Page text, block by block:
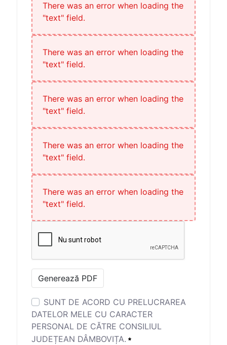
There was an error when loading the
"text" field.
There was an error when loading the
"text" field.
There was an error when loading the
"text" field.
There was an error when loading the
"text" field.
There was an error when loading the
"text" field.
Generează PDF
SUNT DE ACORD CU PRELUCRAREA
DATELOR MELE CU CARACTER
PERSONAL DE CĂTRE CONSILIUL
JUDEȚEAN DÂMBOVIȚA.